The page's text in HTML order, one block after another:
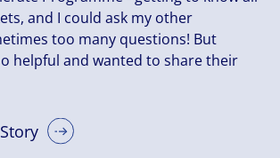
and I could ask my other
too many questions! But
helpful and wanted to share their